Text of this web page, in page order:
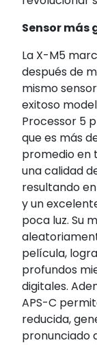
Sensor más
La X-M5
después de
mismo
exitoso
Processor 5
que es más
promedio en
una calidad
resultando
y un
poca luz. Su
película,
profundos
digitales.
APS-C
reducida,
pronunciado